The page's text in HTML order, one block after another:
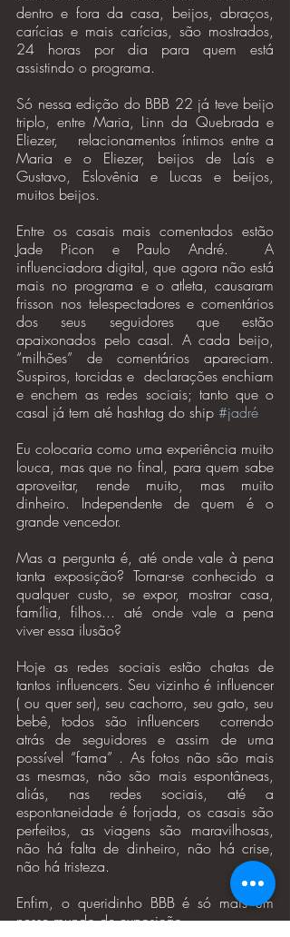
dentro e fora da casa, beijos, abraços,
carícias e mais carícias, são mostrados,
24 horas por dia para quem está
assistindo o programa.
Só nessa edição do BBB 22 já teve beijo
triplo, entre Maria, Linn da Quebrada e
Eliezer,   relacionamentos íntimos entre a
Maria e o Eliezer, beijos de Laís e
Gustavo, Eslovênia e Lucas e beijos,
muitos beijos.
Entre os casais mais comentados estão
Jade Picon e Paulo André.  A
influenciadora digital, que agora não está
mais no programa e o atleta, causaram
frisson nos telespectadores e comentários
dos seus seguidores que estão
apaixonados pelo casal. A cada beijo,
“milhões” de comentários apareciam.
Suspiros, torcidas e  declarações enchiam
e enchem as redes sociais; tanto que o
casal já tem até hashtag do ship #jadré
Eu colocaria como uma experiência muito
louca, mas que no final, para quem sabe
aproveitar, rende muito, mas muito
dinheiro. Independente de quem é o
grande vencedor.
Mas a pergunta é, até onde vale à pena
tanta exposição? Tornar-se conhecido a
qualquer custo, se expor, mostrar casa,
família, filhos... até onde vale a pena
viver essa ilusão?
Hoje as redes sociais estão chatas de
tantos influencers. Seu vizinho é influencer
( ou quer ser), seu cachorro, seu gato, seu
bebê, todos são influencers  correndo
atrás de seguidores e assim de uma
possível “fama” . As fotos não são mais
as mesmas, não são mais espontâneas,
aliás, nas redes sociais, até a
espontaneidade é forjada, os casais são
perfeitos, as viagens são maravilhosas,
não há falta de dinheiro, não há crise,
não há tristeza.
Enfim, o queridinho BBB é só mais um
nesse mundo de exposição.